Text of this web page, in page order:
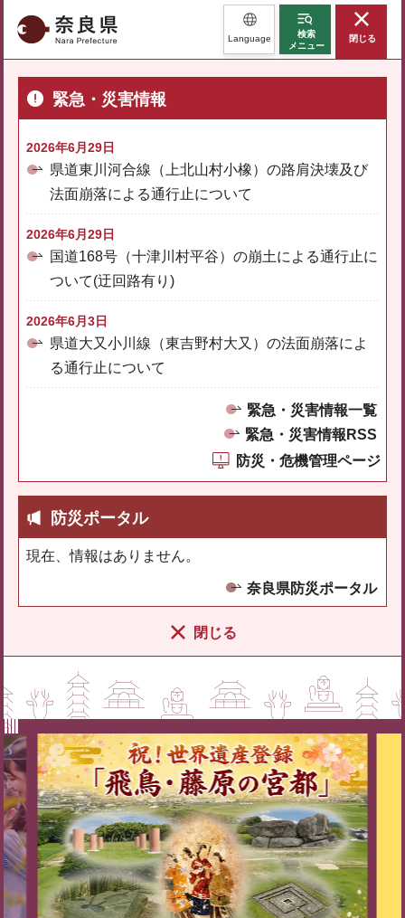
奈良県 Language
検索
メニュー
閉じる
緊急・災害情報
2026年6月29日
県道東川河合線（上北山村小橡）の路肩決壊及び
法面崩落による通行止について
2026年6月29日
国道168号（十津川村平谷）の崩土による通行止に
ついて(迂回路有り)
2026年6月3日
県道大又小川線（東吉野村大又）の法面崩落によ
る通行止について
緊急・災害情報一覧
緊急・災害情報RSS
防災・危機管理ページ
防災ポータル
現在、情報はありません。
奈良県防災ポータル
閉じる